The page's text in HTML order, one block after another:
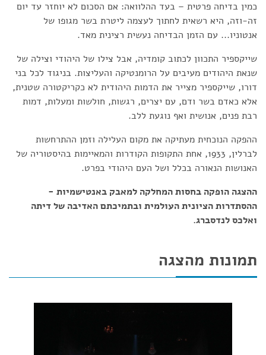
כמין בדיחה פרטית – בעד ההלוואה: אם הסכום לא יוחזר עד יום
זה-וזה, היא רשאית לחתוך לעצמה ליטרת בשר מגופו של
אנטוניו... עם הזמן הבדיחה נעשית רצינית מאד.
שייקספיר התכוון לכתוב קומדיה, אבל צילו של היהודי וצילה של
שנאת היהודים מעיבים על הרומנטיקה והעליצות. בניגוד לכל בני
דורו, שייקספיר מצייר את הדמות היהודית לא כקריקטורה שטנית,
אלא כאדם בשר ודם, עם יצרים, רגשות, חולשות ומעלות, דמות
רבת פנים, אנושית ואף נוגעת ללב.
ההפקה הנוכחית מעתיקה את מקום העלילה וזמן ההתרחשות
לברלין, 1933, אחת התקופות הקודרות והמאיימות בהיסטוריה של
האנושות הנאורה בכלל ושל העם היהודי בפרט.
ההצגה הופקה בחסות המחלקה למאבק באנטישמיות -
ההסתדרות הציונית העולמית ובתמיכתם האדיבה של דיתה
ואלכס לנדסברג.
תמונות מהצגה